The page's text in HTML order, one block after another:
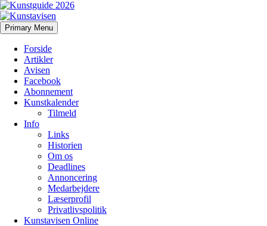
Kunstavisen
Search
Primary Menu Skip
to
Forside
Artikler
Avisen
Facebook
Abonnement
Kunstkalender
Tilmeld
Info
Links
Historien
Om os
Deadlines
Annoncering
Medarbejdere
Læserprofil
Privatlivspolitik
Kunstavisen Online